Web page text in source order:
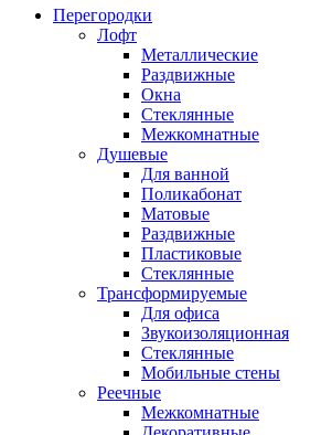
Перегородки
Лофт
Металлические
Раздвижные
Окна
Стеклянные
Межкомнатные
Душевые
Для ванной
Поликабонат
Матовые
Раздвижные
Пластиковые
Стеклянные
Трансформируемые
Для офиса
Звукоизоляционная
Стеклянные
Мобильные стены
Реечные
Межкомнатные